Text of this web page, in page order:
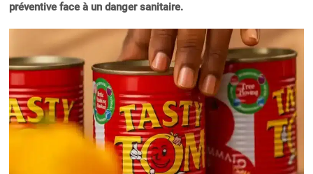
préventive face à un danger sanitaire.